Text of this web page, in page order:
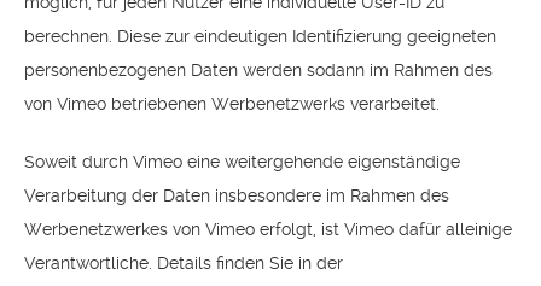
berechnen. Diese zur eindeutigen Identifizierung geeigneten
personenbezogenen Daten werden sodann im Rahmen des
von Vimeo betriebenen Werbenetzwerks verarbeitet.
Soweit durch Vimeo eine weitergehende eigenständige
Verarbeitung der Daten insbesondere im Rahmen des
Werbenetzwerkes von Vimeo erfolgt, ist Vimeo dafür alleinige
Verantwortliche. Details finden Sie in der